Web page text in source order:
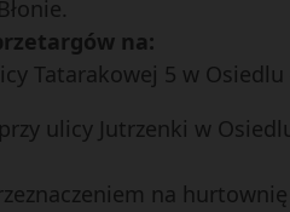
na:
Tatarakowej 5 w Osiedlu
ulicy Jutrzenki w
na hurtownię